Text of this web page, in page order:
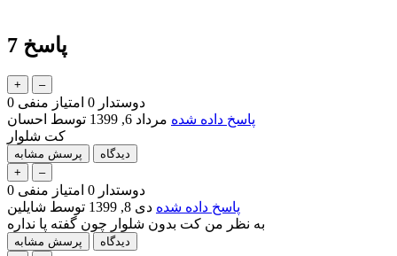
7 پاسخ
0 دوستدار 0 امتیاز منفی
پاسخ داده شده مرداد 6, 1399 توسط احسان
کت شلوار
0 دوستدار 0 امتیاز منفی
پاسخ داده شده دی 8, 1399 توسط شایلین
به نظر من کت بدون شلوار چون گفته پا نداره